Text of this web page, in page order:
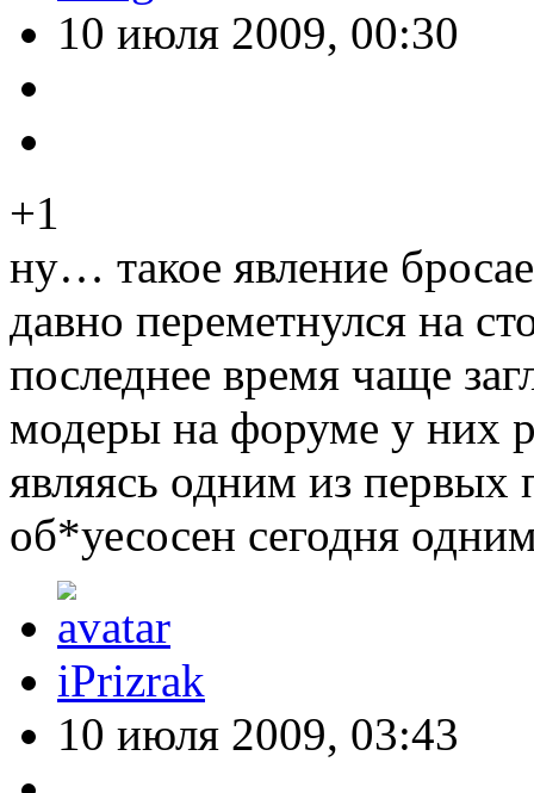
10 июля 2009, 00:30
+1
ну… такое явление
давно переметнулся на
последнее время чаще
модеры на форуме у них
являясь одним из первых
об*уесосен сегодня
iPrizrak
10 июля 2009, 03:43